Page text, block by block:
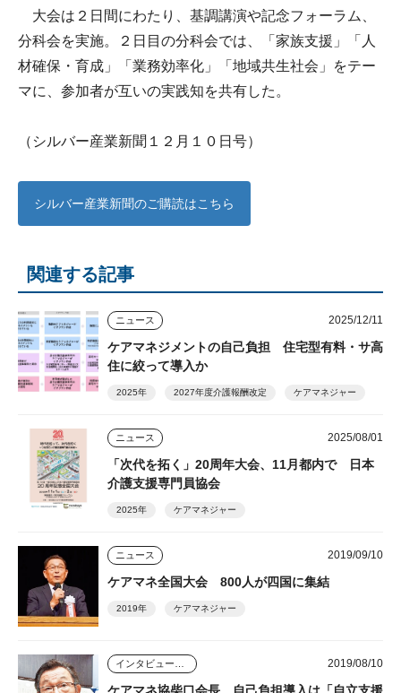
大会は２日間にわたり、基調講演や記念フォーラム、
分科会を実施。２日目の分科会では、「家族支援」「人
材確保・育成」「業務効率化」「地域共生社会」をテー
マに、参加者が互いの実践知を共有した。
（シルバー産業新聞１２月１０日号）
シルバー産業新聞のご購読はこちら
関連する記事
ニュース 2025/12/11
ケアマネジメントの自己負担 住宅型有料・サ高
住に絞って導入か
2025年 2027年度介護報酬改定 ケアマネジャー
ニュース 2025/08/01
「次代を拓く」20周年大会、11月都内で 日本
介護支援専門員協会
2025年 ケアマネジャー
ニュース 2019/09/10
ケアマネ全国大会 800人が四国に集結
2019年 ケアマネジャー
2019/08/10